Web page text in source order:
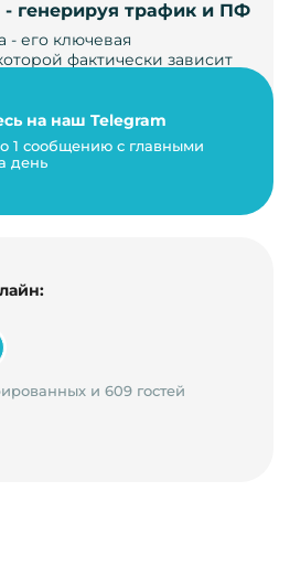
- генерируя трафик и ПФ
- его ключевая
фактически зависит
на наш Telegram
1 сообщению с главными
день
и 609 гостей